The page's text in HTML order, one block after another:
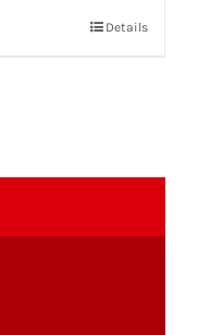
Details